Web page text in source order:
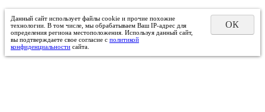
Данный сайт использует файлы cookie и прочие похожие
технологии. В том числе, мы обрабатываем Ваш IP-адрес для
определения региона местоположения. Используя данный сайт,
вы подтверждаете свое согласие с политикой
конфиденциальности сайта.
ОК